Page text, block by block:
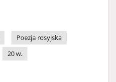
Poezja rosyjska
20 w.